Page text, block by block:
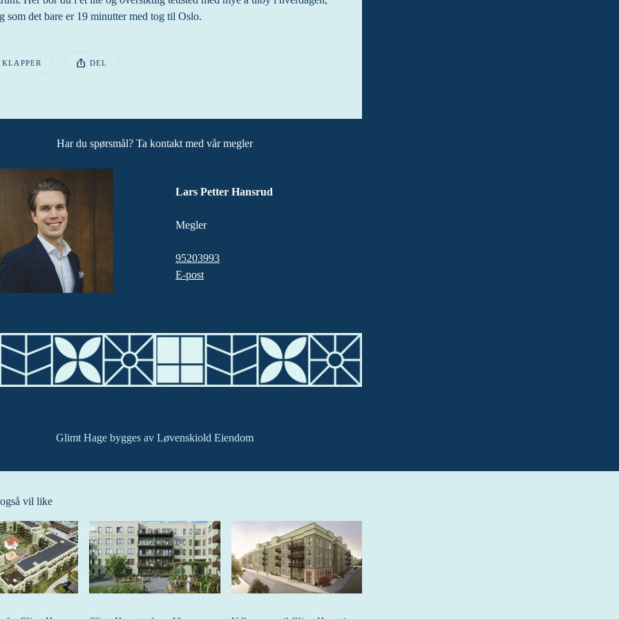
som det bare er 19 minutter med tog til Oslo.
POSTEN HAR
KLAPPER DEL
Har du spørsmål? Ta kontakt med vår megler
Lars Petter Hansrud
Megler
95203993
E-post
Glimt Hage bygges av Løvenskiold Eiendom
vil like
til et innlegg. Dette er en lenke til et innlegg. Dette er en lenke til et innlegg.